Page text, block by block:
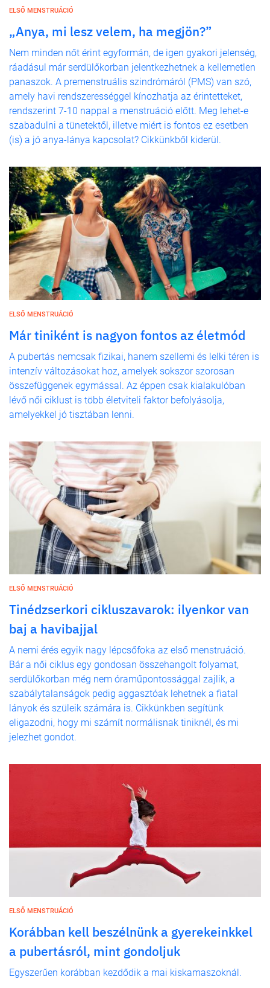
ELSŐ MENSTRUÁCIÓ
„Anya, mi lesz velem, ha megjön?”
Nem minden nőt érint egyformán, de igen gyakori jelenség,
ráadásul már serdülőkorban jelentkezhetnek a kellemetlen
panaszok. A premenstruális szindrómáról (PMS) van szó,
amely havi rendszerességgel kínozhatja az érintetteket,
rendszerint 7-10 nappal a menstruáció előtt. Meg lehet-e
szabadulni a tünetektől, illetve miért is fontos ez esetben
(is) a jó anya-lánya kapcsolat? Cikkünkből kiderül.
ELSŐ MENSTRUÁCIÓ
Már tiniként is nagyon fontos az életmód
A pubertás nemcsak fizikai, hanem szellemi és lelki téren is
intenzív változásokat hoz, amelyek sokszor szorosan
összefüggenek egymással. Az éppen csak kialakulóban
lévő női ciklust is több életviteli faktor befolyásolja,
amelyekkel jó tisztában lenni.
ELSŐ MENSTRUÁCIÓ
Tinédzserkori cikluszavarok: ilyenkor van
baj a havibajjal
A nemi érés egyik nagy lépcsőfoka az első menstruáció.
Bár a női ciklus egy gondosan összehangolt folyamat,
serdülőkorban még nem óraműpontossággal zajlik, a
szabálytalanságok pedig aggasztóak lehetnek a fiatal
lányok és szüleik számára is. Cikkünkben segítünk
eligazodni, hogy mi számít normálisnak tiniknél, és mi
jelezhet gondot.
ELSŐ MENSTRUÁCIÓ
Korábban kell beszélnünk a gyerekeinkkel
a pubertásról, mint gondoljuk
Egyszerűen korábban kezdődik a mai kiskamaszoknál.